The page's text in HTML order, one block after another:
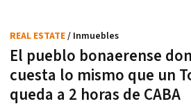
El pueblo bonaerense
cuesta lo mismo que un
queda a 2 horas de CABA
REAL ESTATE/ Inmuebles